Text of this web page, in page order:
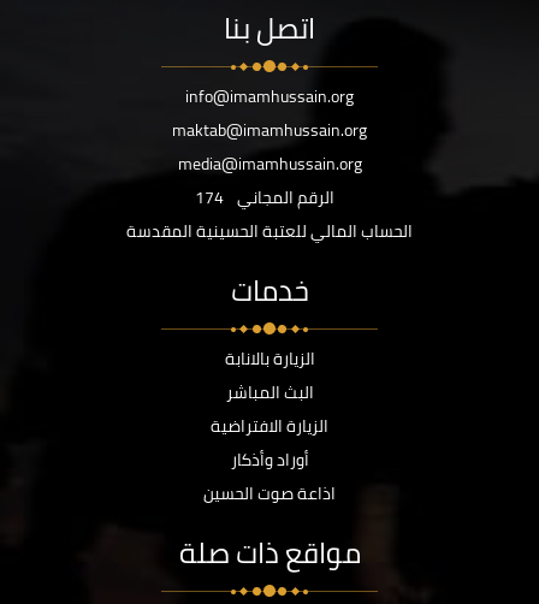
اتصل بنا
info@imamhussain.org
maktab@imamhussain.org
media@imamhussain.org
الرقم المجاني 174
الحساب المالي للعتبة الحسينية المقدسة
خدمات
الزيارة بالانابة
البث المباشر
الزيارة الافتراضية
أوراد وأذكار
اذاعة صوت الحسين
مواقع ذات صلة